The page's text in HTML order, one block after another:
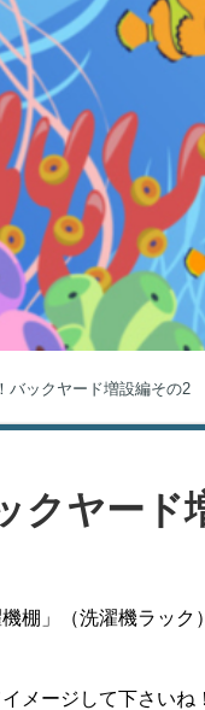
バックヤード増設編その2
クヤード
」（洗濯機ラック
メージして下さいね！